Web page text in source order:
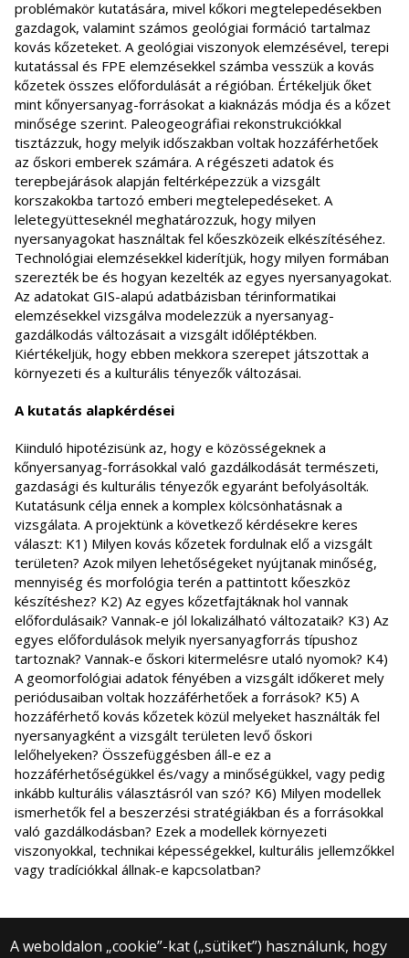
problémakör kutatására, mivel kőkori megtelepedésekben
gazdagok, valamint számos geológiai formáció tartalmaz
kovás kőzeteket. A geológiai viszonyok elemzésével, terepi
kutatással és FPE elemzésekkel számba vesszük a kovás
kőzetek összes előfordulását a régióban. Értékeljük őket
mint kőnyersanyag-forrásokat a kiaknázás módja és a kőzet
minősége szerint. Paleogeográfiai rekonstrukciókkal
tisztázzuk, hogy melyik időszakban voltak hozzáférhetőek
az őskori emberek számára. A régészeti adatok és
terepbejárások alapján feltérképezzük a vizsgált
korszakokba tartozó emberi megtelepedéseket. A
leletegyütteseknél meghatározzuk, hogy milyen
nyersanyagokat használtak fel kőeszközeik elkészítéséhez.
Technológiai elemzésekkel kiderítjük, hogy milyen formában
szerezték be és hogyan kezelték az egyes nyersanyagokat.
Az adatokat GIS-alapú adatbázisban térinformatikai
elemzésekkel vizsgálva modelezzük a nyersanyag-
gazdálkodás változásait a vizsgált időléptékben.
Kiértékeljük, hogy ebben mekkora szerepet játszottak a
környezeti és a kulturális tényezők változásai.
A kutatás alapkérdései
Kiinduló hipotézisünk az, hogy e közösségeknek a
kőnyersanyag-forrásokkal való gazdálkodását természeti,
gazdasági és kulturális tényezők egyaránt befolyásolták.
Kutatásunk célja ennek a komplex kölcsönhatásnak a
vizsgálata. A projektünk a következő kérdésekre keres
választ: K1) Milyen kovás kőzetek fordulnak elő a vizsgált
területen? Azok milyen lehetőségeket nyújtanak minőség,
mennyiség és morfológia terén a pattintott kőeszköz
készítéshez? K2) Az egyes kőzetfajtáknak hol vannak
előfordulásaik? Vannak-e jól lokalizálható változataik? K3) Az
egyes előfordulások melyik nyersanyagforrás típushoz
tartoznak? Vannak-e őskori kitermelésre utaló nyomok? K4)
A geomorfológiai adatok fényében a vizsgált időkeret mely
periódusaiban voltak hozzáférhetőek a források? K5) A
hozzáférhető kovás kőzetek közül melyeket használták fel
nyersanyagként a vizsgált területen levő őskori
lelőhelyeken? Összefüggésben áll-e ez a
hozzáférhetőségükkel és/vagy a minőségükkel, vagy pedig
inkább kulturális választásról van szó? K6) Milyen modellek
ismerhetők fel a beszerzési stratégiákban és a forrásokkal
való gazdálkodásban? Ezek a modellek környezeti
viszonyokkal, technikai képességekkel, kulturális jellemzőkkel
vagy tradíciókkal állnak-e kapcsolatban?
A weboldalon „cookie”-kat („sütiket”) használunk, hogy